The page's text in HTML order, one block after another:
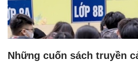
Những cuốn sách truyền